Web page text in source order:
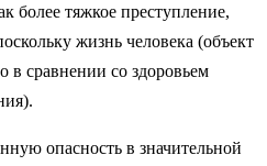
более тяжкое преступление,
жизнь человека (объект
в сравнении со здоровьем
опасность в значительной